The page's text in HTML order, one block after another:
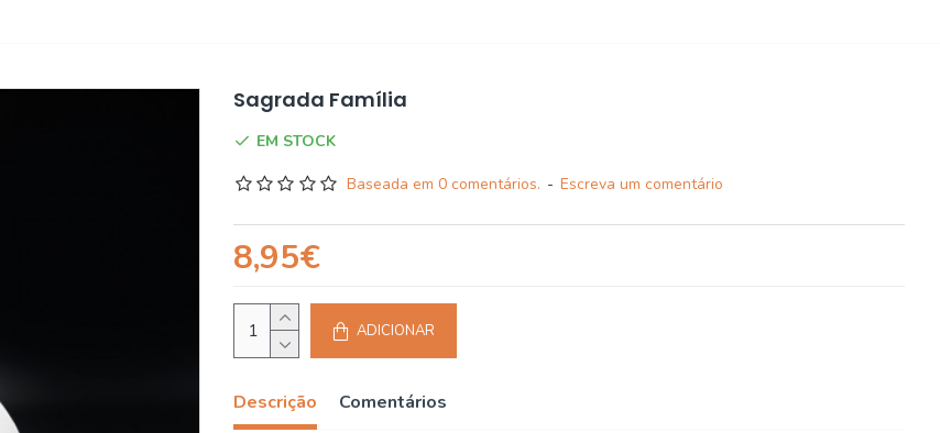
Sagrada Família
EM STOCK
Baseada em 0 comentários. - Escreva um comentário
8,95€
ADICIONAR
Descrição Comentários